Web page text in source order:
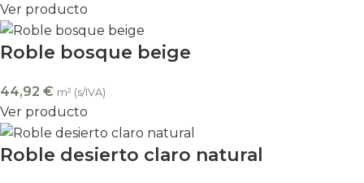
Ver producto
Roble bosque beige
44,92 € m² (s/IVA)
Ver producto
Roble desierto claro natural